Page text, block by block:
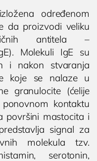
određenom
da proizvodi veliku
antitela –
Molekuli IgE su
i nakon stvaranja
koje se nalaze u
granulocite (ćelije
kontaktu
površini mastocita i
signal za
molekula tzv.
serotonin,